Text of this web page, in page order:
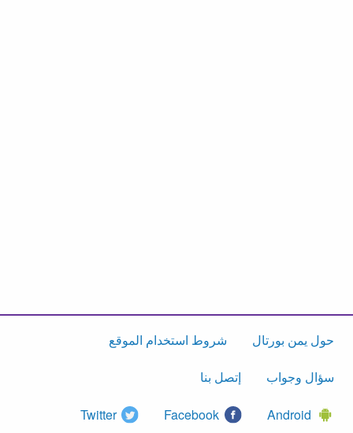
حول يمن بورتال شروط استخدام الموقع
سؤال وجواب إتصل بنا
Android
Facebook
Twitter